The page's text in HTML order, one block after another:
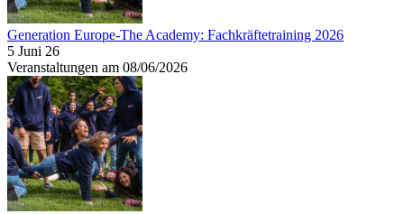
Generation Europe-The Academy: Fachkräftetraining 2026
5 Juni 26
Veranstaltungen am 08/06/2026